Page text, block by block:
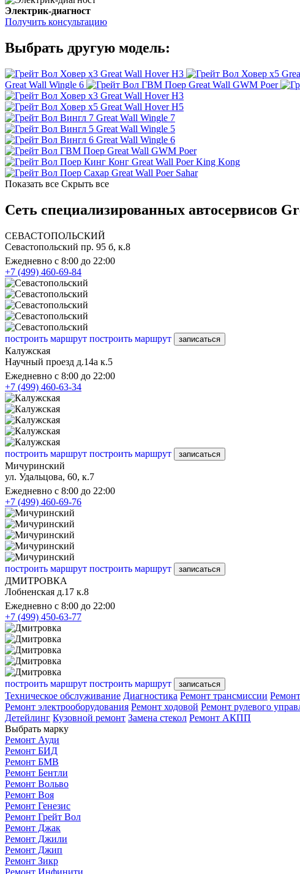
Электрик-диагност
Получить консультацию
Выбрать другую модель:
Great Wall Hover H3
Great Wall Wingle 6
Great Wall GWM Poer
Great Wall Hover H3
Great Wall Hover H5
Great Wall Wingle 7
Great Wall Wingle 5
Great Wall Wingle 6
Great Wall GWM Poer
Great Wall Poer King Kong
Great Wall Poer Sahar
Показать все Скрыть все
Сеть специализированных автосервисов
СЕВАСТОПОЛЬСКИЙ
Севастопольский пр. 95 б, к.8
Ежедневно с 8:00 до 22:00
+7 (499) 460-69-84
построить маршрут построить маршрут записаться
Калужская
Научный проезд д.14а к.5
Ежедневно с 8:00 до 22:00
+7 (499) 460-63-34
построить маршрут построить маршрут записаться
Мичуринский
ул. Удальцова, 60, к.7
Ежедневно с 8:00 до 22:00
+7 (499) 460-69-76
построить маршрут построить маршрут записаться
ДМИТРОВКА
Лобненская д.17 к.8
Ежедневно с 8:00 до 22:00
+7 (499) 450-63-77
построить маршрут построить маршрут записаться
Техническое обслуживание Диагностика Ремонт трансмиссии
Ремонт электрооборудования Ремонт ходовой Ремонт рулевого
Детейлинг Кузовной ремонт Замена стекол Ремонт АКПП
Выбрать марку
Ремонт Ауди
Ремонт БИД
Ремонт БМВ
Ремонт Бентли
Ремонт Вольво
Ремонт Воя
Ремонт Генезис
Ремонт Грейт Вол
Ремонт Джак
Ремонт Джили
Ремонт Джип
Ремонт Зикр
Ремонт Инфинити